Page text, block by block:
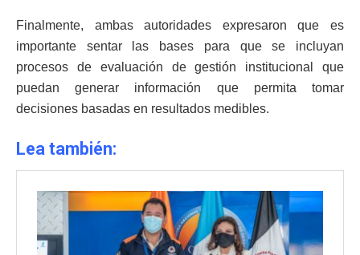
Finalmente, ambas autoridades expresaron que es
importante sentar las bases para que se incluyan
procesos de evaluación de gestión institucional que
puedan generar información que permita tomar
decisiones basadas en resultados medibles.
Lea también: